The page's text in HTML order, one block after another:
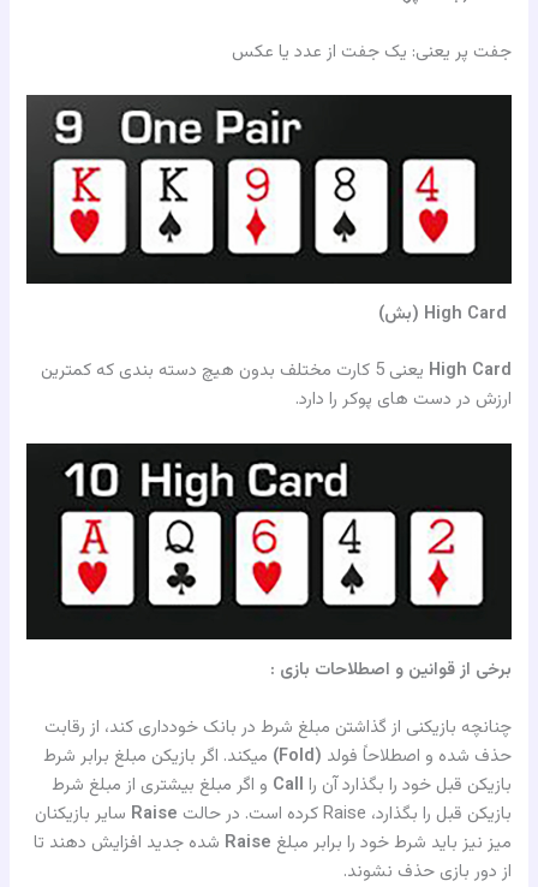
جفت پر یعنی: یک جفت از عدد یا عکس
High Card
یعنی 5 کارت مختلف بدون هیچ دسته بندی که کمترین
ارزش در دست های پوکر را دارد.
برخی از قوانین و اصطلاحات بازی :
چنانچه بازیکنی از گذاشتن مبلغ شرط در بانک خودداری کند، از رقابت
حذف شده و اصطلاحاً فولد (Fold)
میکند. اگر بازیکن مبلغ برابر شرط
بازیکن قبل خود را بگذارد آن را
و اگر مبلغ بیشتری از مبلغ شرط
بازیکن قبل را بگذارد، Raise کرده است. در حالت
Raise سایر بازیکنان
میز نیز باید شرط خود را برابر مبلغ Raise شده جدید افزایش دهند تا
از دور بازی حذف نشوند.